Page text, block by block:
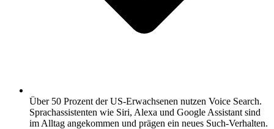
Über 50 Prozent der US-Erwachsenen nutzen Voice Search.
Sprachassistenten wie Siri, Alexa und Google Assistant sind
im Alltag angekommen und prägen ein neues Such-Verhalten.